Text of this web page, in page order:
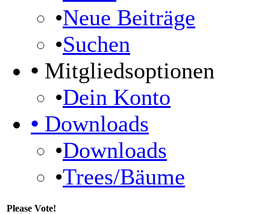
•Neue Beiträge
•Suchen
• Mitgliedsoptionen
•Dein Konto
• Downloads
•Downloads
•Trees/Bäume
Please Vote!